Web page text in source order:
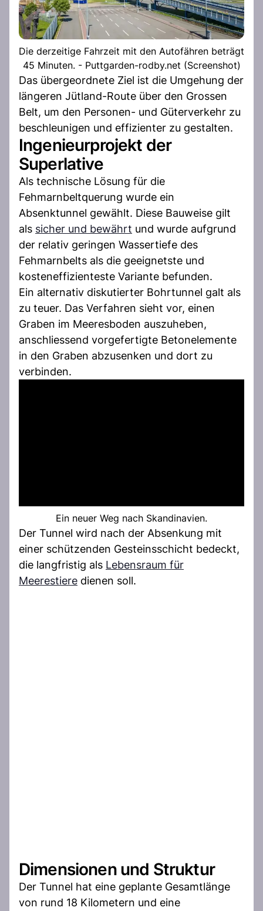
Die derzeitige Fahrzeit mit den Autofähren beträgt
45 Minuten. - Puttgarden-rodby.net (Screenshot)
Das übergeordnete Ziel ist die Umgehung der
längeren Jütland-Route über den Grossen
Belt, um den Personen- und Güterverkehr zu
beschleunigen und effizienter zu gestalten.
Ingenieurprojekt der
Superlative
Als technische Lösung für die
Fehmarnbeltquerung wurde ein
Absenktunnel gewählt. Diese Bauweise gilt
als sicher und bewährt und wurde aufgrund
der relativ geringen Wassertiefe des
Fehmarnbelts als die geeignetste und
kosteneffizienteste Variante befunden.
Ein alternativ diskutierter Bohrtunnel galt als
zu teuer. Das Verfahren sieht vor, einen
Graben im Meeresboden auszuheben,
anschliessend vorgefertigte Betonelemente
in den Graben abzusenken und dort zu
verbinden.
Ein neuer Weg nach Skandinavien.
Der Tunnel wird nach der Absenkung mit
einer schützenden Gesteinsschicht bedeckt,
die langfristig als Lebensraum für
Meerestiere dienen soll.
Dimensionen und Struktur
Der Tunnel hat eine geplante Gesamtlänge
von rund 18 Kilometern und eine